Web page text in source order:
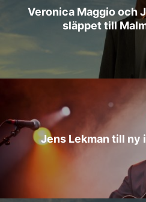
Veronica Maggio och
släppet till
Jens Lekman till